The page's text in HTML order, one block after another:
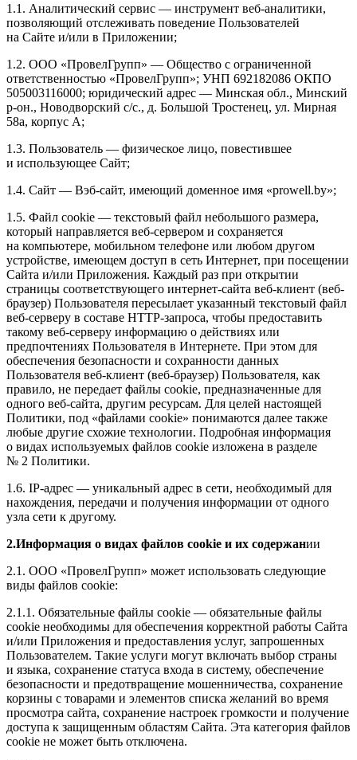
1.1. Аналитический сервис — инструмент веб-аналитики,
позволяющий отслеживать поведение Пользователей
на Сайте и/или в Приложении;
1.2. ООО «ПровелГрупп» — Общество с ограниченной
ответственностью «ПровелГрупп»; УНП 692182086 ОКПО
505003116000; юридический адрес — Минская обл., Минский
р-он., Новодворский с/с., д. Большой Тростенец, ул. Мирная
58а, корпус А;
1.3. Пользователь — физическое лицо, повестившее
и использующее Сайт;
1.4. Сайт — Вэб-сайт, имеющий доменное имя «prowell.by»;
1.5. Файл сookie — текстовый файл небольшого размера,
который направляется веб-сервером и сохраняется
на компьютере, мобильном телефоне или любом другом
устройстве, имеющем доступ в сеть Интернет, при посещении
Сайта и/или Приложения. Каждый раз при открытии
страницы соответствующего интернет-сайта веб-клиент (веб-
браузер) Пользователя пересылает указанный текстовый файл
веб-серверу в составе HTTP-запроса, чтобы предоставить
такому веб-серверу информацию о действиях или
предпочтениях Пользователя в Интернете. При этом для
обеспечения безопасности и сохранности данных
Пользователя веб-клиент (веб-браузер) Пользователя, как
правило, не передает файлы cookie, предназначенные для
одного веб-сайта, другим ресурсам. Для целей настоящей
Политики, под «файлами cookie» понимаются далее также
любые другие схожие технологии. Подробная информация
о видах используемых файлов cookie изложена в разделе
№ 2 Политики.
1.6. IP-адрес — уникальный адрес в сети, необходимый для
нахождения, передачи и получения информации от одного
узла сети к другому.
2.Информация о видах файлов cookie и их содержании
2.1. ООО «ПровелГрупп» может использовать следующие
виды файлов cookie:
2.1.1. Обязательные файлы cookie — обязательные файлы
cookie необходимы для обеспечения корректной работы Сайта
и/или Приложения и предоставления услуг, запрошенных
Пользователем. Такие услуги могут включать выбор страны
и языка, сохранение статуса входа в систему, обеспечение
безопасности и предотвращение мошенничества, сохранение
корзины с товарами и элементов списка желаний во время
просмотра сайта, сохранение настроек громкости и получение
доступа к защищенным областям Сайта. Эта категория файлов
cookie не может быть отключена.